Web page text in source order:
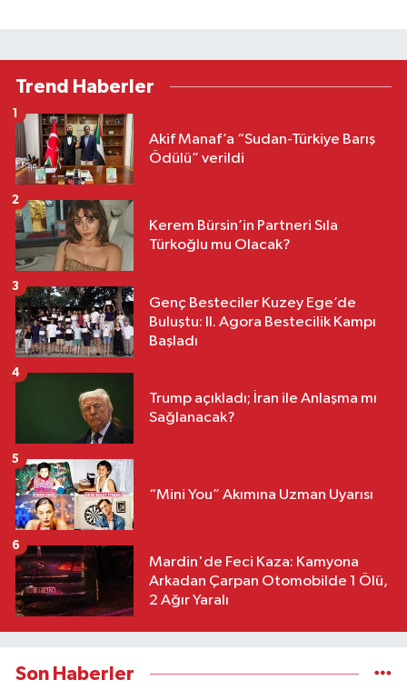
Trend Haberler
Akif Manaf’a “Sudan-Türkiye Barış
Ödülü” verildi
1
Kerem Bürsin’in Partneri Sıla
Türkoğlu mu Olacak?
2
Genç Besteciler Kuzey Ege’de
Buluştu: II. Agora Bestecilik Kampı
Başladı
3
Trump açıkladı; İran ile Anlaşma mı
Sağlanacak?
4
“Mini You” Akımına Uzman Uyarısı
5
Mardin'de Feci Kaza: Kamyona
Arkadan Çarpan Otomobilde 1 Ölü,
2 Ağır Yaralı
6
Son Haberler